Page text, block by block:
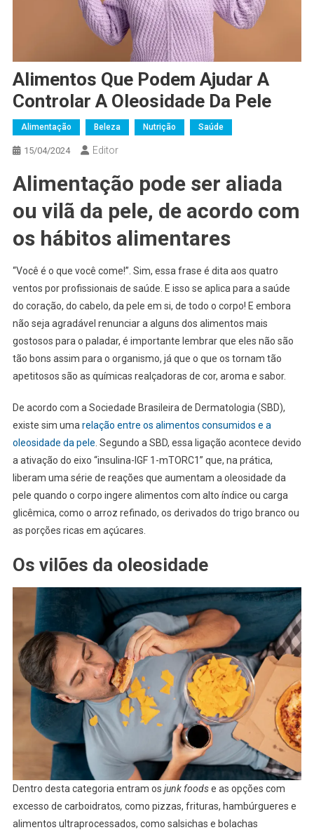
Alimentos Que Podem Ajudar A
Controlar A Oleosidade Da Pele
Alimentação Beleza Nutrição Saúde
15/04/2024 Editor
Alimentação pode ser aliada
ou vilã da pele, de acordo com
os hábitos alimentares
“Você é o que você come!”. Sim, essa frase é dita aos quatro
ventos por profissionais de saúde. E isso se aplica para a saúde
do coração, do cabelo, da pele em si, de todo o corpo! E embora
não seja agradável renunciar a alguns dos alimentos mais
gostosos para o paladar, é importante lembrar que eles não são
tão bons assim para o organismo, já que o que os tornam tão
apetitosos são as químicas realçadoras de cor, aroma e sabor.
De acordo com a Sociedade Brasileira de Dermatologia (SBD),
existe sim uma relação entre os alimentos consumidos e a
oleosidade da pele . Segundo a SBD, essa ligação acontece devido
a ativação do eixo “insulina-IGF 1-mTORC1” que, na prática,
liberam uma série de reações que aumentam a oleosidade da
pele quando o corpo ingere alimentos com alto índice ou carga
glicêmica, como o arroz refinado, os derivados do trigo branco ou
as porções ricas em açúcares.
Os vilões da oleosidade
Dentro desta categoria entram os junk foodse as opções com
excesso de carboidratos, como pizzas, frituras, hambúrgueres e
alimentos ultraprocessados, como salsichas e bolachas